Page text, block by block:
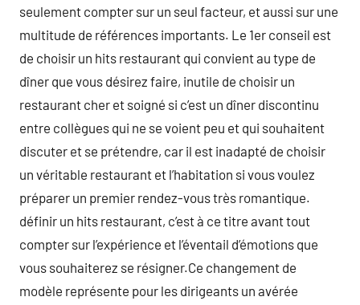
seulement compter sur un seul facteur, et aussi sur une
multitude de références importants. Le 1er conseil est
de choisir un hits restaurant qui convient au type de
dîner que vous désirez faire, inutile de choisir un
restaurant cher et soigné si c’est un dîner discontinu
entre collègues qui ne se voient peu et qui souhaitent
discuter et se prétendre, car il est inadapté de choisir
un véritable restaurant et l’habitation si vous voulez
préparer un premier rendez-vous très romantique.
définir un hits restaurant, c’est à ce titre avant tout
compter sur l’expérience et l’éventail d’émotions que
vous souhaiterez se résigner.Ce changement de
modèle représente pour les dirigeants un avérée